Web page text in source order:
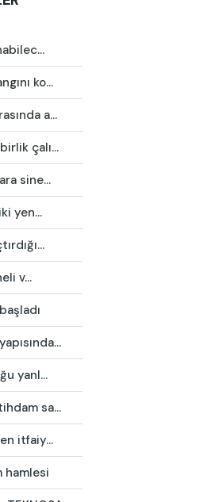
ko...
a...
çalı...
sine...
yen...
v...
yanl...
sa...
itfaiy...
hamlesi